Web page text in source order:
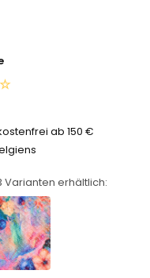
ab 150 €
Varianten erhältlich: